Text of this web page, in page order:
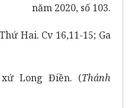
năm 2020, số 103.
16,11-15; Ga
Long Điền. (Thánh